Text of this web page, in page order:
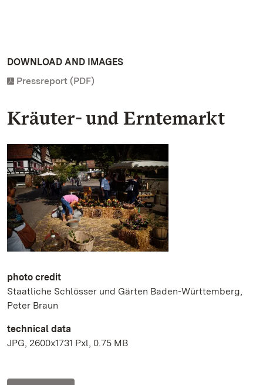
DOWNLOAD AND IMAGES
Pressreport (PDF)
Kräuter- und Erntemarkt
photo credit
Staatliche Schlösser und Gärten Baden-Württemberg,
Peter Braun
technical data
JPG, 2600x1731 Pxl, 0.75 MB